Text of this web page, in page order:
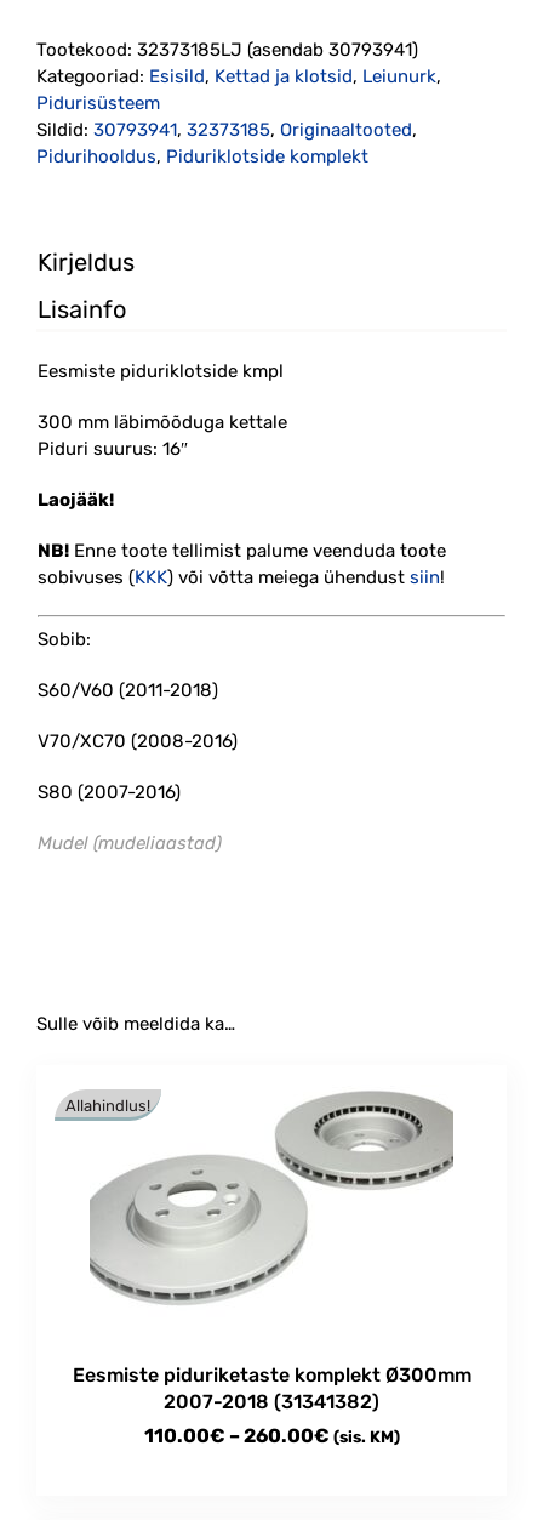
Ø300mm
kettale
P3
(32373185)
Originaal
Tootekood: 32373185LJ (asendab 30793941)
Kategooriad: Esisild, Kettad ja klotsid, Leiunurk,
Pidurisüsteem
Sildid: 30793941, 32373185, Originaaltooted,
Pidurihooldus, Piduriklotside komplekt
Kirjeldus
Lisainfo
Eesmiste piduriklotside kmpl
300 mm läbimõõduga kettale
Piduri suurus: 16″
Laojääk!
NB! Enne toote tellimist palume veenduda toote
sobivuses (KKK) või võtta meiega ühendust siin!
Sobib:
S60/V60 (2011-2018)
V70/XC70 (2008-2016)
S80 (2007-2016)
Mudel (mudeliaastad)
Sulle võib meeldida ka…
Allahindlus!
Eesmiste piduriketaste komplekt Ø300mm
2007-2018 (31341382)
110.00€ –260.00€Price
(sis. KM)